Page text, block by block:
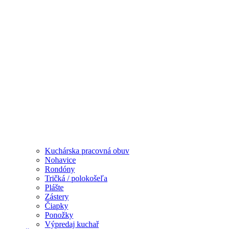
Kuchárska pracovná obuv
Nohavice
Rondóny
Tričká / polokošeľa
Plášte
Zástery
Čiapky
Ponožky
Výpredaj kuchař